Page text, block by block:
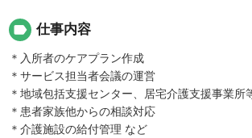
label 仕事内容
＊入所者のケアプラン作成
＊サービス担当者会議の運営
＊地域包括支援センター、居宅介護支援事業所
＊患者家族他からの相談対応
＊介護施設の給付管理 など